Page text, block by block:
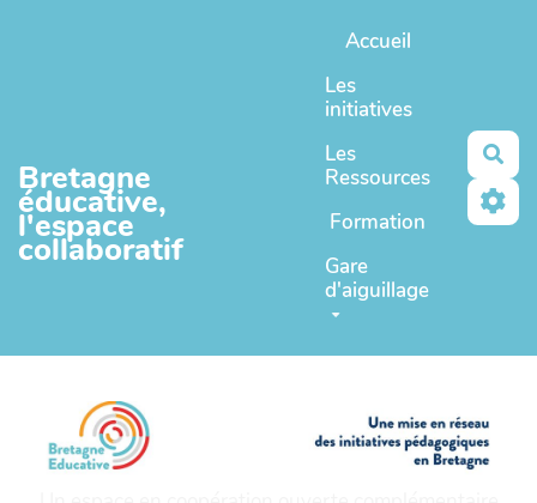
Bretagne
éducative,
l'espace
collaboratif
Accueil
Les
initiatives
Les
Ressources
Formation
Gare
d'aiguillage